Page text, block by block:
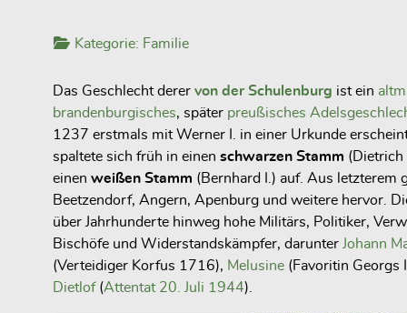
Kategorie: Familie
Das Geschlecht derer von der Schulenburg ist ein
brandenburgisches, später preußisches
1237 erstmals mit Werner I. in einer Urkunde
spaltete sich früh in einen schwarzen Stamm (Dietrich
einen weißen Stamm (Bernhard I.) auf. Aus letzterem
Beetzendorf, Angern, Apenburg und weitere hervor.
über Jahrhunderte hinweg hohe Militärs, Politiker,
Bischöfe und Widerstandskämpfer, darunter Johann
(Verteidiger Korfus 1716), Melusine (Favoritin Georgs
Dietlof (Attentat 20. Juli 1944).